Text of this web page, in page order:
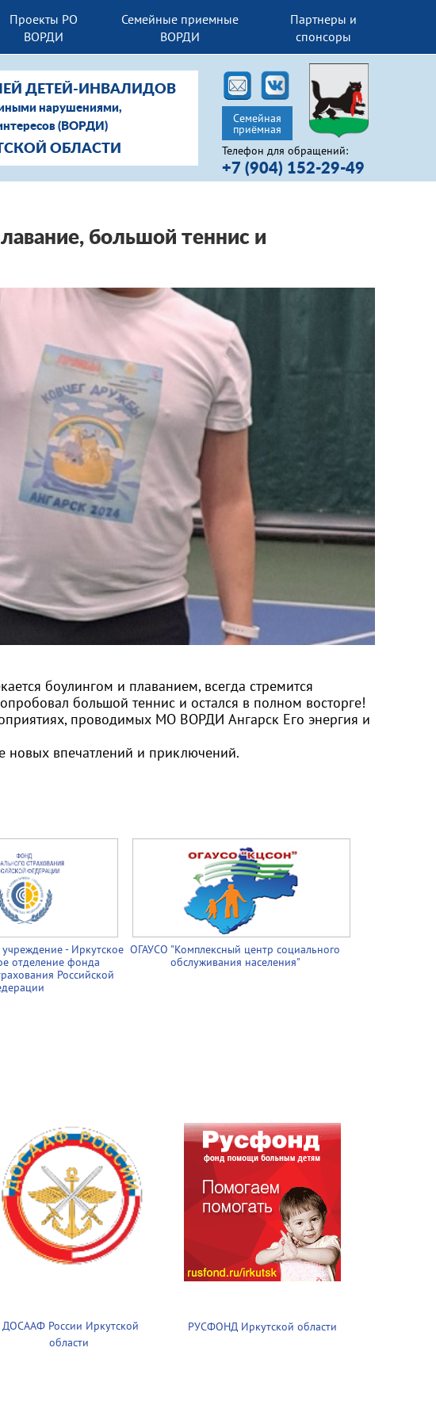
Проекты РО
ВОРДИ
Семейные приемные
ВОРДИ
Партнеры и
спонсоры
Телефон для обращений:
+7 (904) 152-29-49
ДЕТЕЙ-ИНВАЛИДОВ
нарушениями,
(ВОРДИ)
ОБЛАСТИ
Семейная
приёмная
большой теннис и
боулингом и плаванием, всегда стремится
большой теннис и остался в полном восторге!
проводимых МО ВОРДИ Ангарск Его энергия и
новых впечатлений и приключений.
учреждение - Иркутское
отделение фонда
Российской
ОГАУСО "Комплексный центр социального
обслуживания населения"
ДОСААФ России Иркутской
области
РУСФОНД Иркутской области